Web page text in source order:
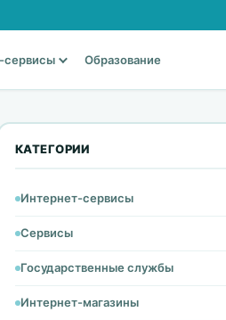
сервисы Образование
КАТЕГОРИИ
Интернет-сервисы
Сервисы
Государственные службы
Интернет-магазины